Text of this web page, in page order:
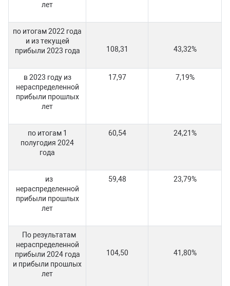
лет
по итогам 2022 года
и из текущей
прибыли 2023 года
108,31 43,32%
в 2023 году из
нераспределенной
прибыли прошлых
лет
17,97 7,19%
по итогам 1
полугодия 2024
года
60,54 24,21%
из
нераспределенной
прибыли прошлых
лет
59,48 23,79%
По результатам
нераспределенной
прибыли 2024 года
и прибыли прошлых
лет
104,50 41,80%